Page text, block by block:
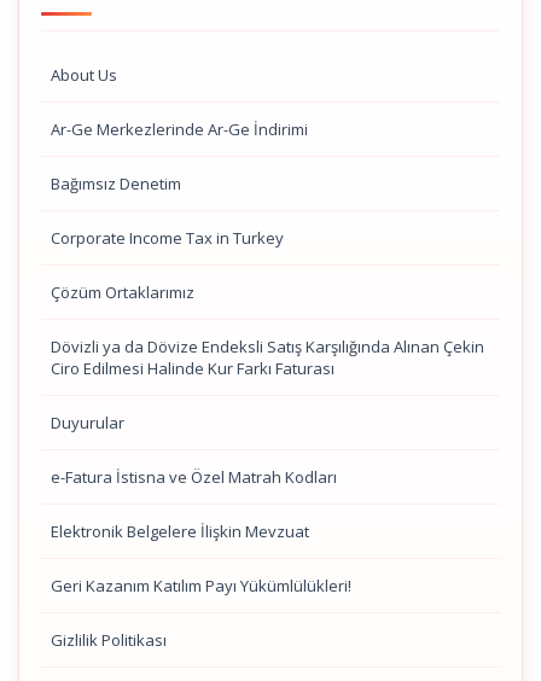
About Us
Ar-Ge Merkezlerinde Ar-Ge İndirimi
Bağımsız Denetim
Corporate Income Tax in Turkey
Çözüm Ortaklarımız
Dövizli ya da Dövize Endeksli Satış Karşılığında Alınan Çekin
Ciro Edilmesi Halinde Kur Farkı Faturası
Duyurular
e-Fatura İstisna ve Özel Matrah Kodları
Elektronik Belgelere İlişkin Mevzuat
Geri Kazanım Katılım Payı Yükümlülükleri!
Gizlilik Politikası